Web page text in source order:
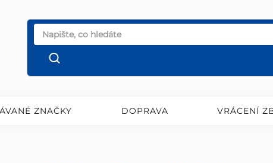
ZNAČKY DOPRAVA VRÁCENÍ